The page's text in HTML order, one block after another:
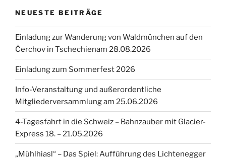
NEUESTE BEITRÄGE
Einladung zur Wanderung von Waldmünchen auf den
Čerchov in Tschechienam 28.08.2026
Einladung zum Sommerfest 2026
Info-Veranstaltung und außerordentliche
Mitgliederversammlung am 25.06.2026
4-Tagesfahrt in die Schweiz – Bahnzauber mit Glacier-
Express 18. – 21.05.2026
„Mühlhiasl“ – Das Spiel: Aufführung des Lichtenegger